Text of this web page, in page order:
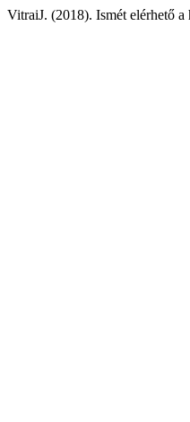
VitraiJ. (2018). Ismét elérhető a